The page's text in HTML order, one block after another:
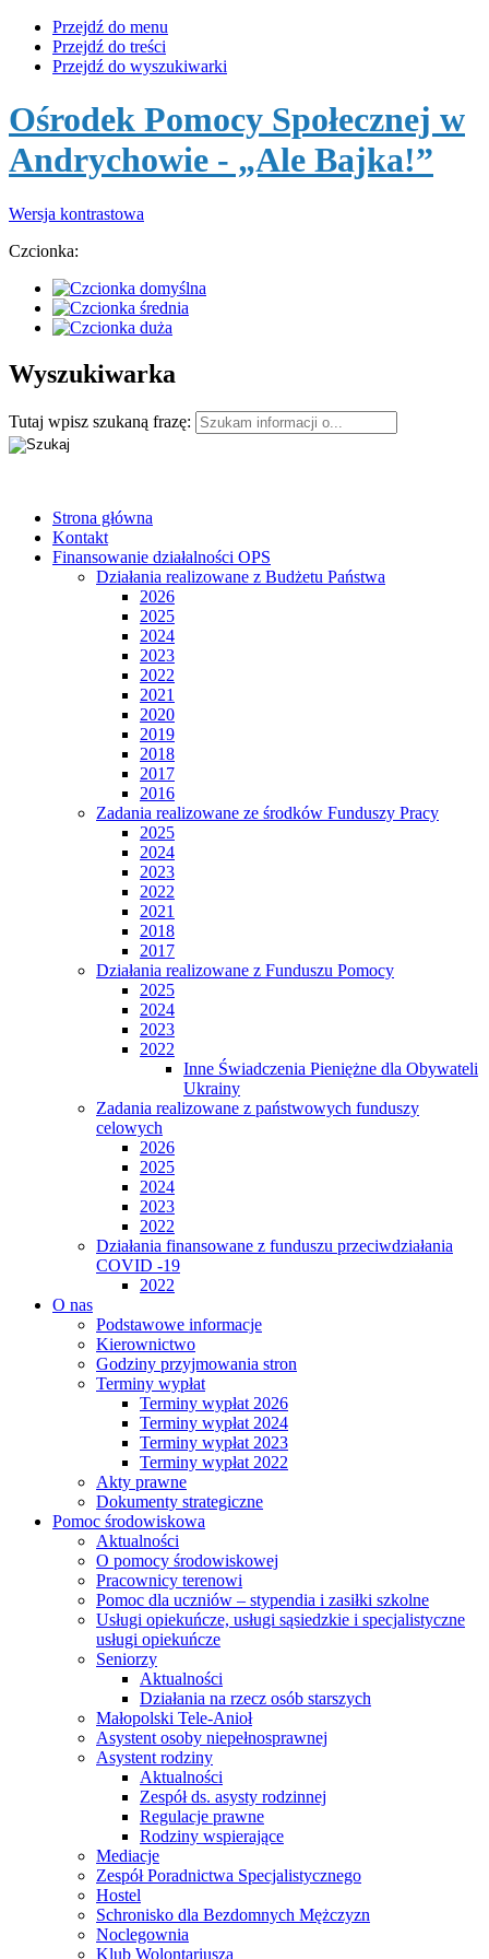
Przejdź do menu
Przejdź do treści
Przejdź do wyszukiwarki
Ośrodek Pomocy Społecznej w
Andrychowie - „Ale Bajka!”
Wersja kontrastowa
Czcionka:
Wyszukiwarka
Tutaj wpisz szukaną frazę:
Strona główna
Kontakt
Finansowanie działalności OPS
Działania realizowane z Budżetu Państwa
2026
2025
2024
2023
2022
2021
2020
2019
2018
2017
2016
Zadania realizowane ze środków Funduszy Pracy
2025
2024
2023
2022
2021
2018
2017
Działania realizowane z Funduszu Pomocy
2025
2024
2023
2022
Inne Świadczenia Pieniężne dla Obywateli
Ukrainy
Zadania realizowane z państwowych funduszy
celowych
2026
2025
2024
2023
2022
Działania finansowane z funduszu przeciwdziałania
COVID -19
2022
O nas
Podstawowe informacje
Kierownictwo
Godziny przyjmowania stron
Terminy wypłat
Terminy wypłat 2026
Terminy wypłat 2024
Terminy wypłat 2023
Terminy wypłat 2022
Akty prawne
Dokumenty strategiczne
Pomoc środowiskowa
Aktualności
O pomocy środowiskowej
Pracownicy terenowi
Pomoc dla uczniów – stypendia i zasiłki szkolne
Usługi opiekuńcze, usługi sąsiedzkie i specjalistyczne
usługi opiekuńcze
Seniorzy
Aktualności
Działania na rzecz osób starszych
Małopolski Tele-Anioł
Asystent osoby niepełnosprawnej
Asystent rodziny
Aktualności
Zespół ds. asysty rodzinnej
Regulacje prawne
Rodziny wspierające
Mediacje
Zespół Poradnictwa Specjalistycznego
Hostel
Schronisko dla Bezdomnych Mężczyzn
Noclegownia
Klub Wolontariusza